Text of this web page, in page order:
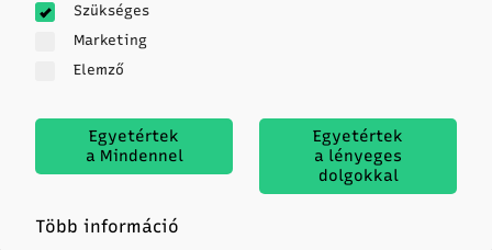
Feladás holnap 18 779
Szükséges
Marketing
Elemző
Egyetértek
a Mindennel
Egyetértek
a lényeges
dolgokkal
Több információ